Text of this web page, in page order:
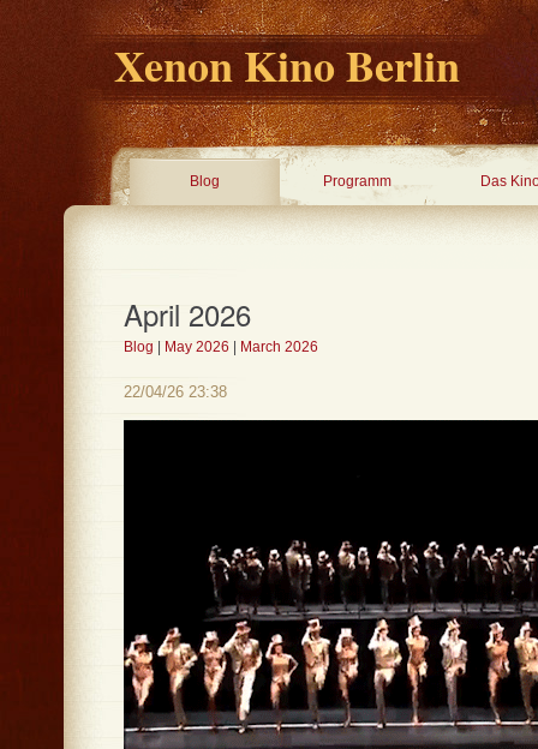
Xenon Kino Berlin
Blog Programm Das
April 2026
Blog May 2026 March 2026
22/04/26 23:38